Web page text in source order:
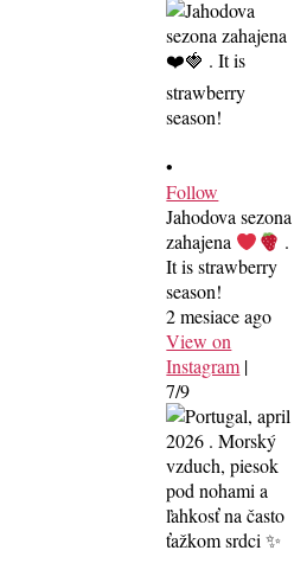
•
Follow
Jahodova sezona
zahajena
.
It is strawberry
season!
2 mesiace ago
View on
Instagram |
7/9